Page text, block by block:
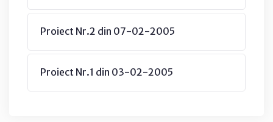
Proiect Nr.2 din 07-02-2005
Proiect Nr.1 din 03-02-2005